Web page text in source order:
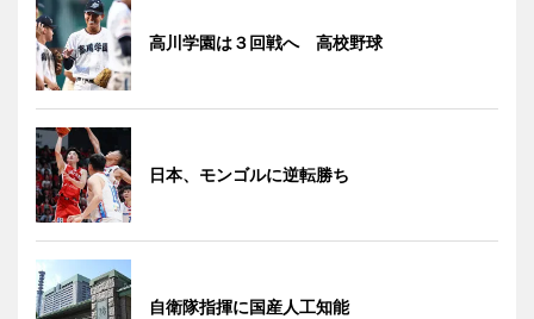
高川学園は３回戦へ 高校野球
日本、モンゴルに逆転勝ち
自衛隊指揮に国産人工知能